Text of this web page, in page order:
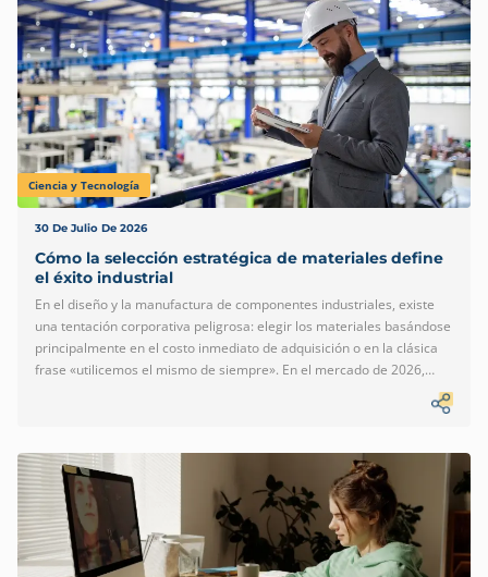
con […]
Ciencia y Tecnología
30 De Julio De 2026
Cómo la selección estratégica de materiales define
el éxito industrial
En el diseño y la manufactura de componentes industriales, existe
una tentación corporativa peligrosa: elegir los materiales basándose
principalmente en el costo inmediato de adquisición o en la clásica
frase «utilicemos el mismo de siempre». En el mercado de 2026,
donde las cadenas de suministro exigen optimización extrema y los
selección de materiales ya no puede ser una decisión puramente
administrativa o de compras; es una disciplina estratégica de la
ingeniería que impacta directamente el balance financiero y la
reputación de una […]